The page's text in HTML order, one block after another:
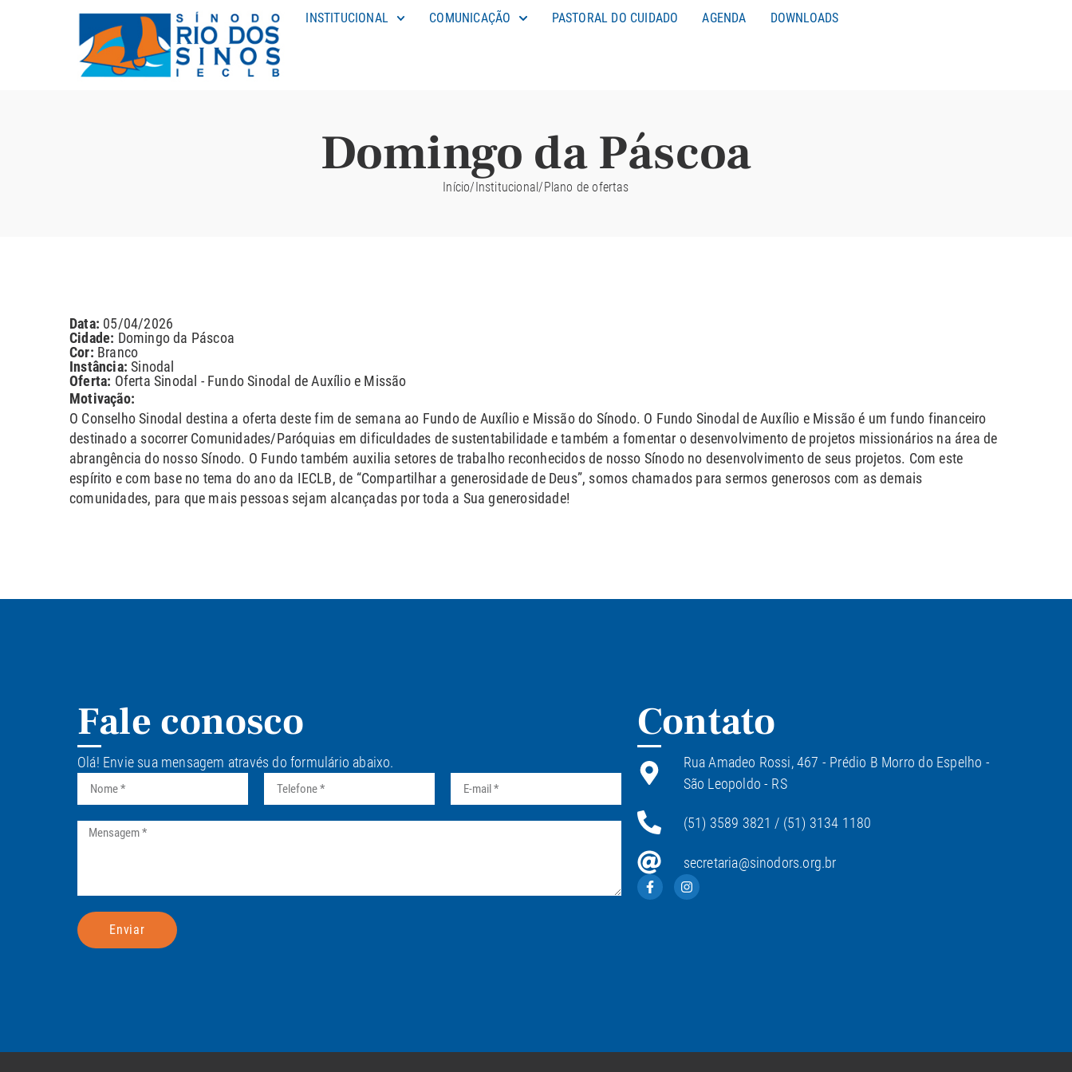
INSTITUCIONAL COMUNICAÇÃO PASTORAL DO CUIDADO AGENDA DOWNLOADS
Domingo da Páscoa
Início/Institucional/Plano de ofertas
Data: 05/04/2026
Cidade: Domingo da Páscoa
Cor: Branco
Instância:Sinodal
Oferta: Oferta Sinodal - Fundo Sinodal de Auxílio e Missão
Motivação:
O Conselho Sinodal destina a oferta deste fim de semana ao Fundo de Auxílio e Missão do Sínodo. O Fundo Sinodal de Auxílio e Missão é um fundo financeiro
destinado a socorrer Comunidades/Paróquias em dificuldades de sustentabilidade e também a fomentar o desenvolvimento de projetos missionários na área de
abrangência do nosso Sínodo. O Fundo também auxilia setores de trabalho reconhecidos de nosso Sínodo no desenvolvimento de seus projetos. Com este
espírito e com base no tema do ano da IECLB, de “Compartilhar a generosidade de Deus”, somos chamados para sermos generosos com as demais
comunidades, para que mais pessoas sejam alcançadas por toda a Sua generosidade!
Fale conosco
Olá! Envie sua mensagem através do formulário abaixo.
Enviar
Contato
Rua Amadeo Rossi, 467 - Prédio B Morro do Espelho -
São Leopoldo - RS
(51) 3589 3821 / (51) 3134 1180
secretaria@sinodors.org.br